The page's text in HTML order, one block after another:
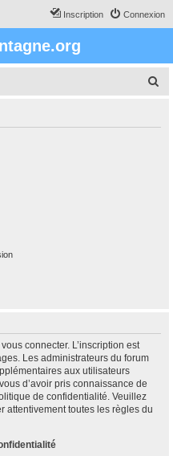
Connexion
Inscription
connecter. L’inscription est
Les administrateurs du forum
aux utilisateurs
d’avoir pris connaissance de
de confidentialité. Veuillez
attentivement toutes les règles du